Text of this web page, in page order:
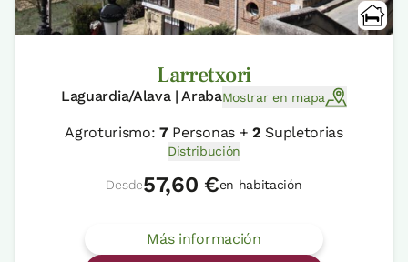
Larretxori
Laguardia/Alava | ArabaMostrar en mapa
Agroturismo:7Personas + 2 Supletorias
Distribución
Desde57,60 €en habitación
Más información